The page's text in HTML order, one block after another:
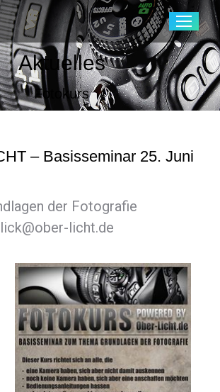
Aktuelles
Fotokurs
– Basisseminar 25. Juni
der Fotografie
licht.de